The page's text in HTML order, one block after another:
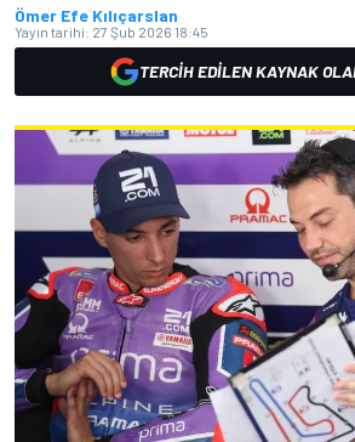
Ömer Efe Kılıçarslan
Yayın tarihi: 27 Şub 2026 18:45
TERCIH EDILEN KAYNAK